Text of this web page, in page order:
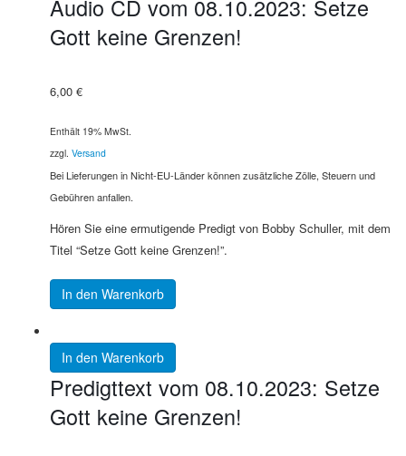
Audio CD vom 08.10.2023: Setze
Gott keine Grenzen!
6,00 €
Enthält 19% MwSt.
zzgl. Versand
Bei Lieferungen in Nicht-EU-Länder können zusätzliche Zölle, Steuern und
Gebühren anfallen.
Hören Sie eine ermutigende Predigt von Bobby Schuller, mit dem
Titel “Setze Gott keine Grenzen!”.
In den Warenkorb
In den Warenkorb
Predigttext vom 08.10.2023: Setze
Gott keine Grenzen!